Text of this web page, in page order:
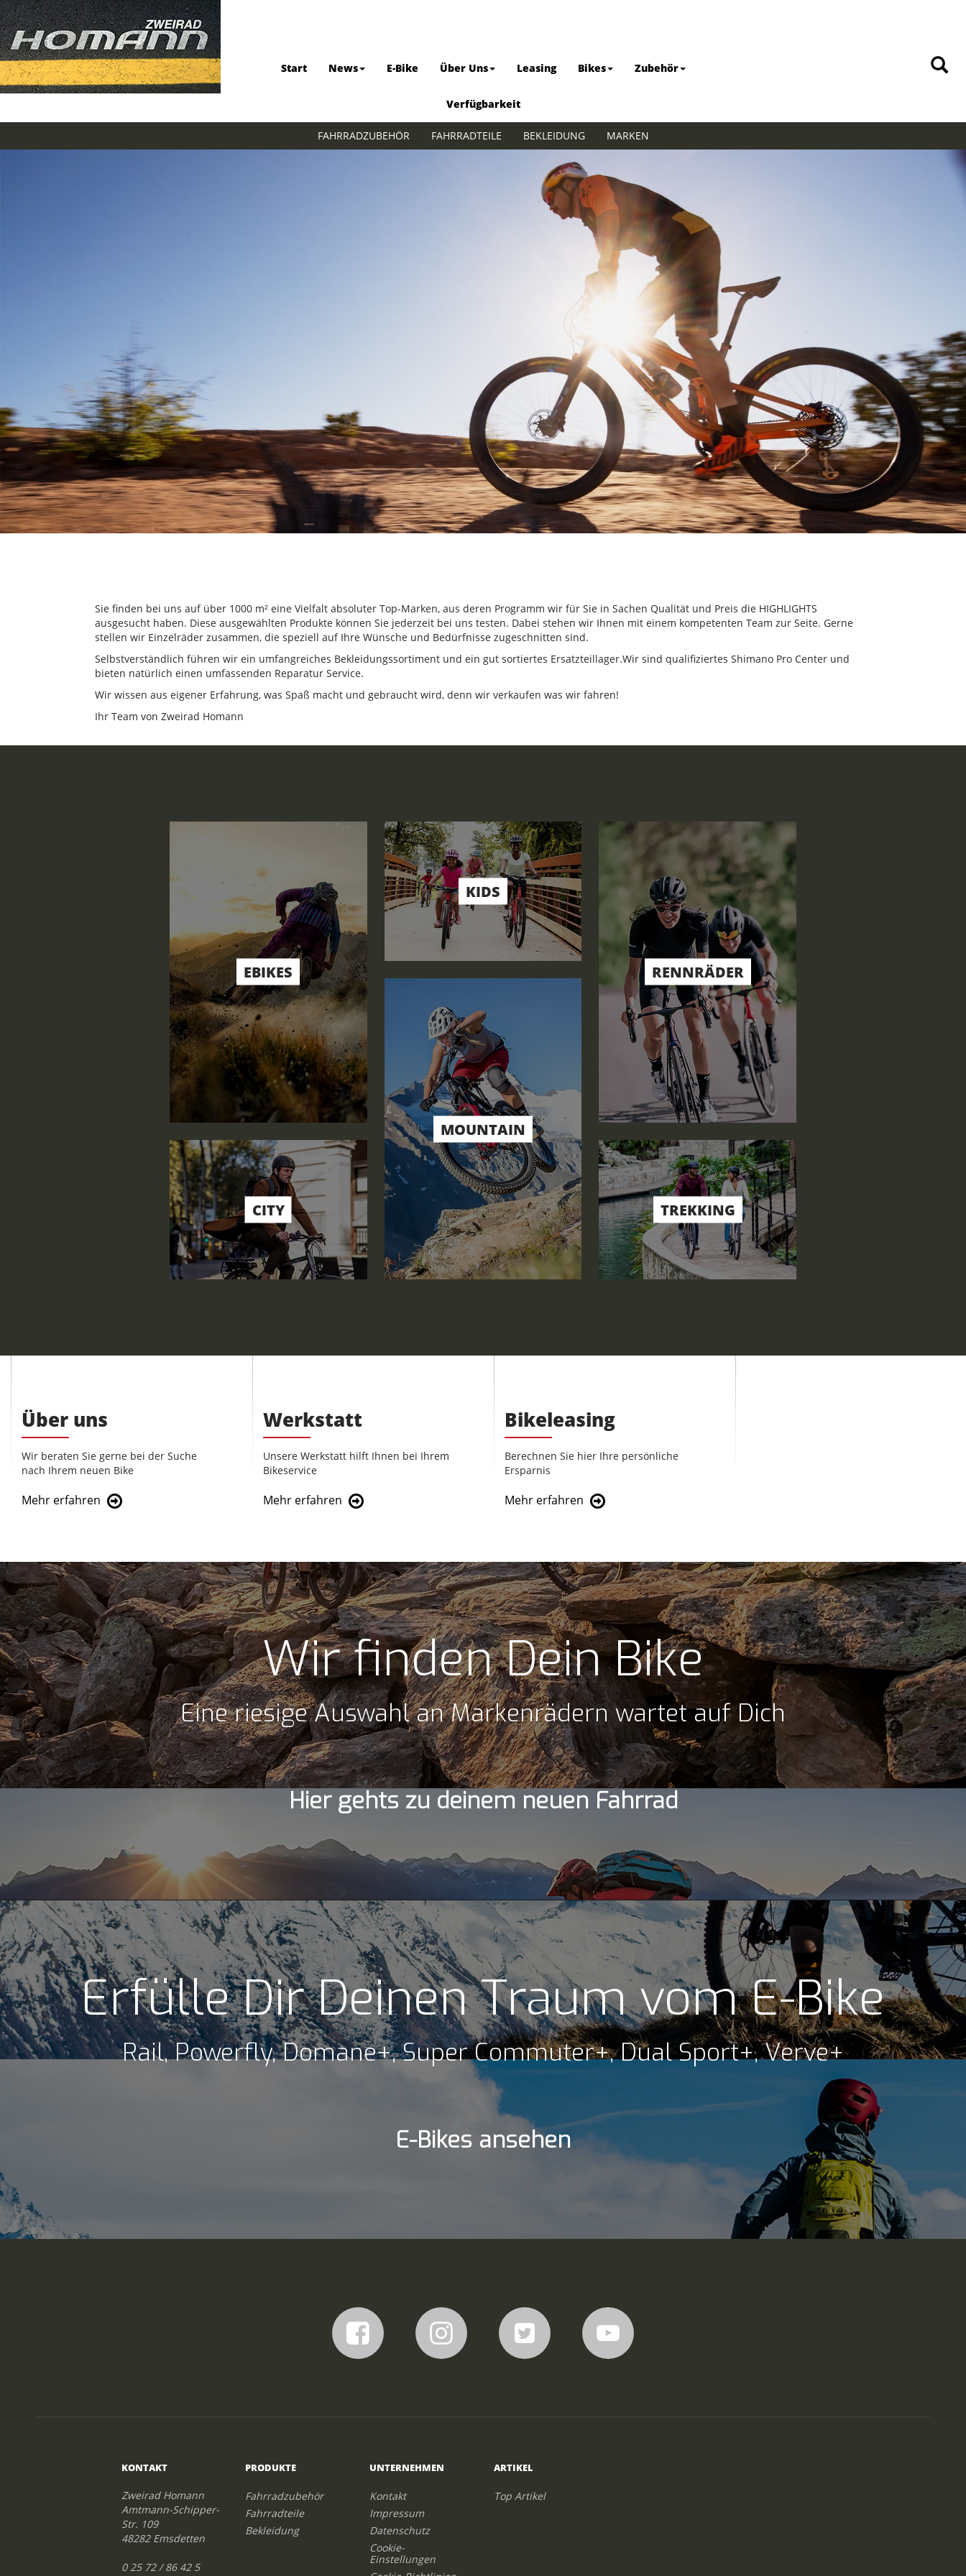
Start News E-Bike Über Uns Leasing Bikes Zubehör
Verfügbarkeit
FAHRRADZUBEHÖR FAHRRADTEILE BEKLEIDUNG MARKEN
Sie finden bei uns auf über 1000 m² eine Vielfalt absoluter Top-Marken, aus deren Programm wir für Sie in Sachen Qualität und Preis die HIGHLIGHTS
ausgesucht haben. Diese ausgewählten Produkte können Sie jederzeit bei uns testen. Dabei stehen wir Ihnen mit einem kompetenten Team zur Seite. Gerne
stellen wir Einzelräder zusammen, die speziell auf Ihre Wünsche und Bedürfnisse zugeschnitten sind.
Selbstverständlich führen wir ein umfangreiches Bekleidungssortiment und ein gut sortiertes Ersatzteillager.Wir sind qualifiziertes Shimano Pro Center und
bieten natürlich einen umfassenden Reparatur Service.
Wir wissen aus eigener Erfahrung, was Spaß macht und gebraucht wird, denn wir verkaufen was wir fahren!
Ihr Team von Zweirad Homann
EBIKES
CITY
KIDS
MOUNTAIN
RENNRÄDER
TREKKING
Über uns
Wir beraten Sie gerne bei der Suche
nach Ihrem neuen Bike
Mehr erfahren
Werkstatt
Unsere Werkstatt hilft Ihnen bei Ihrem
Bikeservice
Mehr erfahren
Bikeleasing
Berechnen Sie hier Ihre persönliche
Ersparnis
Mehr erfahren
Wir finden Dein Bike
Eine riesige Auswahl an Markenrädern wartet auf Dich
Hier gehts zu deinem neuen Fahrrad
Erfülle Dir Deinen Traum vom E-Bike
Rail, Powerfly, Domane+, Super Commuter+, Dual Sport+, Verve+
E-Bikes ansehen
KONTAKT
Zweirad Homann
Amtmann-Schipper-
Str. 109
48282 Emsdetten
0 25 72 / 86 42 5
PRODUKTE
Fahrradzubehör
Fahrradteile
Bekleidung
UNTERNEHMEN
Kontakt
Impressum
Datenschutz
Cookie-
Einstellungen
ARTIKEL
Top Artikel